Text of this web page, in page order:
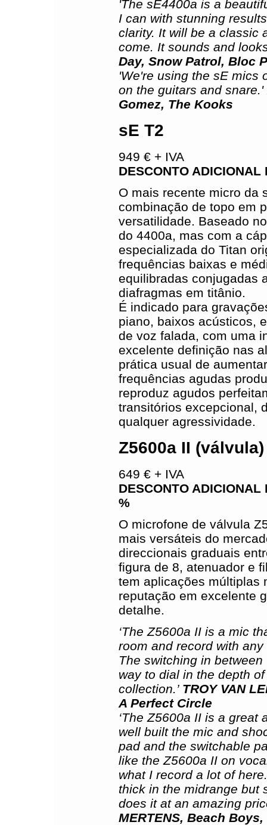
'The sE4400a is a
I can with stunning
clarity. It will be a classic
come. It sounds and
Day, Snow Patrol, Bloc
'We're using the sE mics
on the guitars and snare.'
Gomez, The Kooks
sE T2
949 € + IVA
DESCONTO
O mais recente micro da
combinação de topo em
versatilidade. Baseado
do 4400a, mas com a
especializada do Titan
frequências baixas e
equilibradas conjugadas
diafragmas em titânio.
É indicado para
piano, baixos acústicos,
de voz falada, com uma
excelente definição nas
prática usual de
frequências agudas
reproduz agudos
transitórios excepcional,
qualquer agressividade.
Z5600a II (válvula)
649 € + IVA
DESCONTO
%
O microfone de válvula
mais versáteis do
direccionais graduais
figura de 8, atenuador e
tem aplicações múltiplas
reputação em excelente
detalhe.
‘The Z5600a II is a mic
room and record with
The switching in
way to dial in the depth
collection.’ TROY VAN
A Perfect Circle
‘The Z5600a II is a
well built the mic and
pad and the switchable
like the Z5600a II on
what I record a lot of
thick in the midrange but
does it at an amazing
MERTENS, Beach